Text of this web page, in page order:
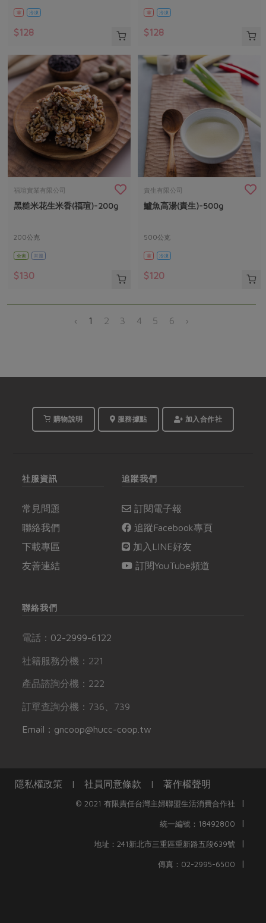
葷 冷凍
$128
葷 冷凍
$128
福瑄實業有限公司
黑糙米花生米香(福瑄)-200g
200公克
全素 常溫
$130
責生有限公司
鱸魚高湯(責生)-500g
500公克
葷 冷凍
$120
‹ 1 2 3 4 5 6 ›
購物說明 服務據點 加入合作社
社服資訊
常見問題
聯絡我們
下載專區
友善連結
追蹤我們
訂閱電子報
追蹤Facebook專頁
加入LINE好友
訂閱YouTube頻道
聯絡我們
電話： 02-2999-6122
社籍服務分機：221
產品諮詢分機：222
訂單查詢分機：736、739
Email：gncoop@hucc-coop.tw
隱私權政策 | 社員同意條款 | 著作權聲明
© 2021 有限責任台灣主婦聯盟生活消費合作社 |
統一編號：18492800 |
地址：241新北市三重區重新路五段639號 |
傳真：02-2995-6500 |